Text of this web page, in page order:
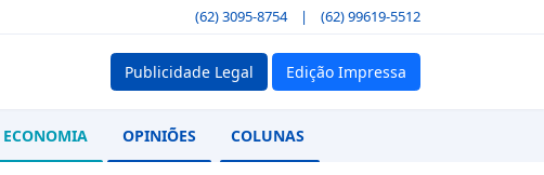
(62) 3095-8754 | (62) 99619-5512
Publicidade Legal Edição Impressa
ECONOMIA OPINIÕES COLUNAS